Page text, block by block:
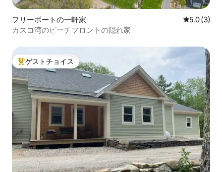
フリーポートの一軒家 レビュー3
5.0 (3)
カスコ湾のビーチフロントの隠れ家
大好評のゲストチョイスです。
ゲストチョイス